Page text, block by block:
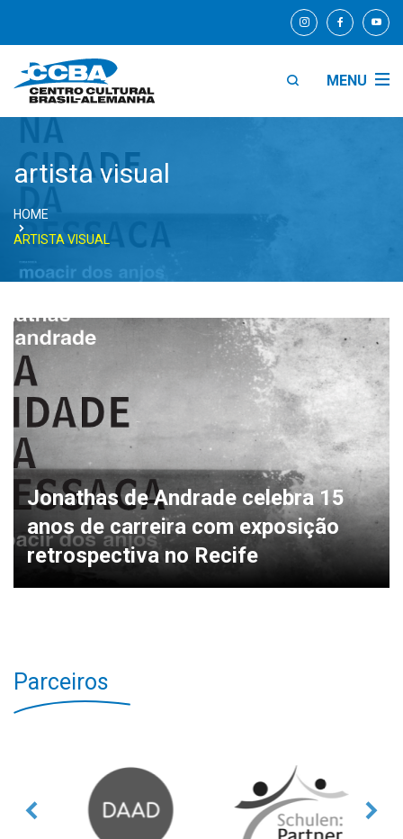
MENU
artista visual
HOME
ARTISTA VISUAL
Jonathas de Andrade celebra 15
anos de carreira com exposição
retrospectiva no Recife
Parceiros